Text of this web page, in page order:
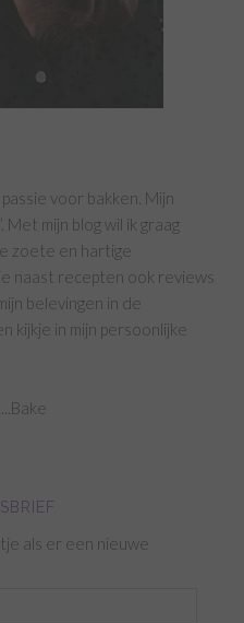
voor bakken. Mijn
Met mijn blog wil ik graag
zoete en hartige
naast recepten ook reviews
belevingen in de
kijkje in mijn persoonlijke
als er een nieuwe